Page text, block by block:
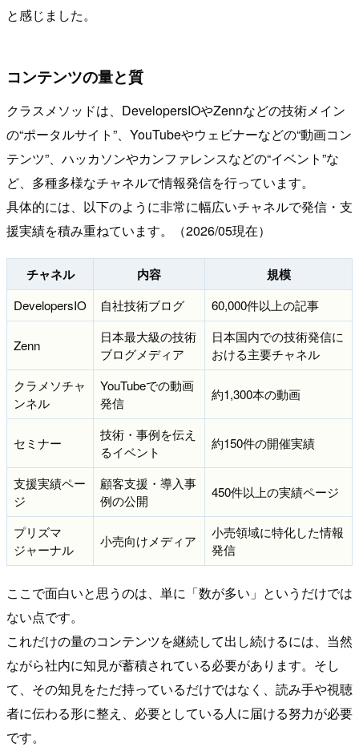
と感じました。
コンテンツの量と質
クラスメソッドは、DevelopersIOやZennなどの技術メイン
の“ポータルサイト”、YouTubeやウェビナーなどの“動画コン
テンツ”、ハッカソンやカンファレンスなどの“イベント”な
ど、多種多様なチャネルで情報発信を行っています。
具体的には、以下のように非常に幅広いチャネルで発信・支
援実績を積み重ねています。（2026/05現在）
チャネル 内容 規模
DevelopersIO 自社技術ブログ 60,000件以上の記事
Zenn
日本最大級の技術
ブログメディア
日本国内での技術発信に
おける主要チャネル
クラメソチャ
ンネル
YouTubeでの動画
発信
約1,300本の動画
セミナー
技術・事例を伝え
るイベント
約150件の開催実績
支援実績ペー
ジ
顧客支援・導入事
例の公開
450件以上の実績ページ
プリズマ
ジャーナル
小売向けメディア
小売領域に特化した情報
発信
ここで面白いと思うのは、単に「数が多い」というだけでは
ない点です。
これだけの量のコンテンツを継続して出し続けるには、当然
ながら社内に知見が蓄積されている必要があります。そし
て、その知見をただ持っているだけではなく、読み手や視聴
者に伝わる形に整え、必要としている人に届ける努力が必要
です。